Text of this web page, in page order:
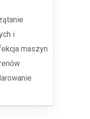
i
maszyn